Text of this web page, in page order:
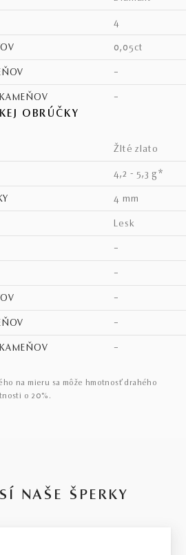
4
0,05ct
–
–
OBRÚČKY
žlté zlato
4,2 - 5,3 g*
4 mm
lesk
–
–
–
–
–
na mieru sa môže hmotnosť drahého
o 20%.
NAŠE ŠPERKY